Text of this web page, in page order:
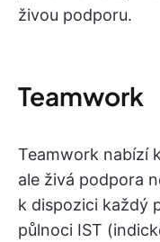
živou podporu.
Teamwork
Teamwork nabízí
ale živá podpora
k dispozici každý
půlnoci IST